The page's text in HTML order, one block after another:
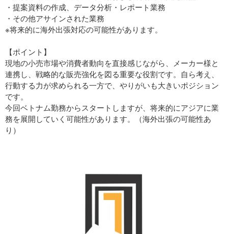
・提案資料の作成、データ分析・レポート業務
・その他アサインされた業務
※将来的に海外出張対応の可能性があります。
【ポイント】
現地の小売市場や消費者動向を直接感じながら、メーカー様と
連携し、戦略的な販売強化を図る重要な役割です。自ら考え、
行動する力が求められる一方で、やりがいも大きいポジション
です。
今回ベトナム勤務からスタートしますが、将来的にアジアに業
務を展開していく可能性があります。（海外出張の可能性あ
り）